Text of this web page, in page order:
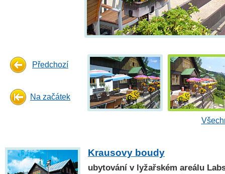
Předchozí
Na začátek
Krausovy boudy
ubytování v lyžařském areálu